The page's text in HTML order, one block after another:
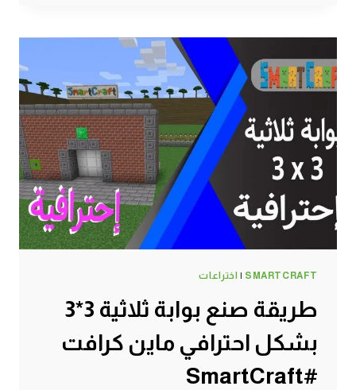
وفتحت
بوابة
للجحيم
–
سرفايفل
(1.14.4)
ماين
SMARTCRAFT
| اختراعات
طريقة صنع بوابة ثلاثية 3*3
بشكل احترافي ماين كرافت
#SmartCraft